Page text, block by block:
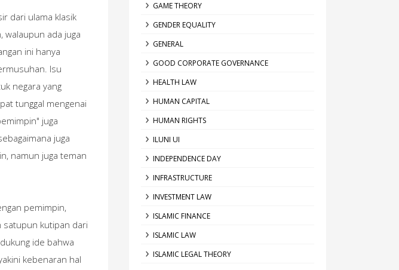
dari ulama klasik
walaupun ada juga
ini hanya
Isu
negara yang
tunggal mengenai
juga
juga
namun juga teman
pemimpin,
satupun kutipan dari
ide bahwa
kebenaran hal
GAME THEORY
GENDER EQUALITY
GENERAL
GOOD CORPORATE GOVERNANCE
HEALTH LAW
HUMAN CAPITAL
HUMAN RIGHTS
ILUNI UI
INDEPENDENCE DAY
INFRASTRUCTURE
INVESTMENT LAW
ISLAMIC FINANCE
ISLAMIC LAW
ISLAMIC LEGAL THEORY